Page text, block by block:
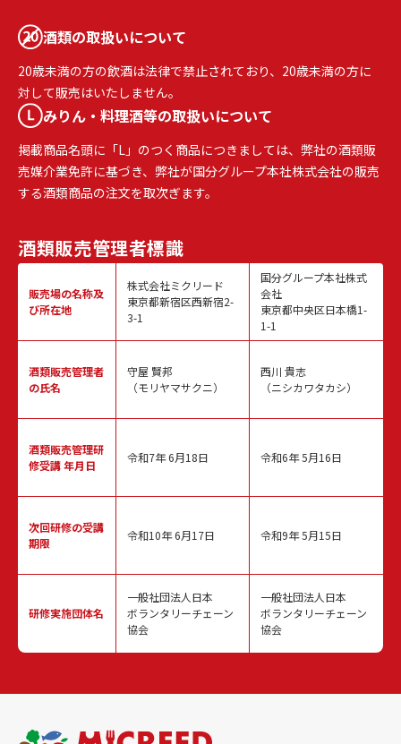
酒類の取扱いについて
20歳未満の方の飲酒は法律で禁止されており、20歳未満の方に
対して販売はいたしません。
みりん・料理酒等の取扱いについて
掲載商品名頭に「L」のつく商品につきましては、弊社の酒類販
売媒介業免許に基づき、弊社が国分グループ本社株式会社の販売
する酒類商品の注文を取次ぎます。
酒類販売管理者標識
販売場の名称及
び所在地
酒類販売管理者
の氏名
酒類販売管理研
修受講 年月日
次回研修の受講
期限
研修実施団体名
株式会社ミクリード
東京都新宿区西新宿2-
3-1
守屋 賢邦
（モリヤマサクニ）
令和7年 6月18日
令和10年 6月17日
一般社団法人日本
ボランタリーチェーン
協会
国分グループ本社株式
会社
東京都中央区日本橋1-
1-1
西川 貴志
（ニシカワタカシ）
令和6年 5月16日
令和9年 5月15日
一般社団法人日本
ボランタリーチェーン
協会